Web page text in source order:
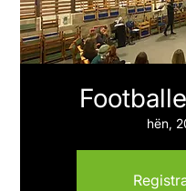
hën,